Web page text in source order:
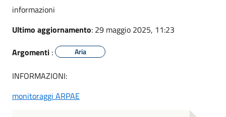
informazioni
Ultimo aggiornamento: 29 maggio 2025, 11:23
Argomenti : Aria
INFORMAZIONI:
monitoraggi ARPAE